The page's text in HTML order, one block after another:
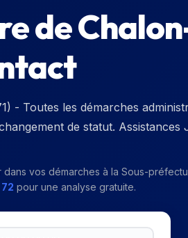
de
- Toutes les démarches
de statut. Assistances
vos démarches à la Sous-
pour une analyse gratuite.